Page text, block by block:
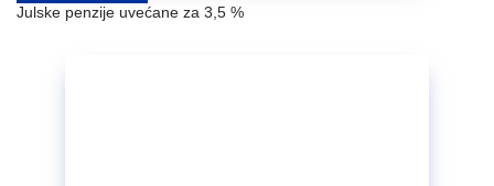
Julske penzije uvećane za 3,5 %